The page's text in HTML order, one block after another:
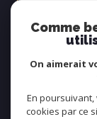
Comme
On aimerait
En
cookies par ce